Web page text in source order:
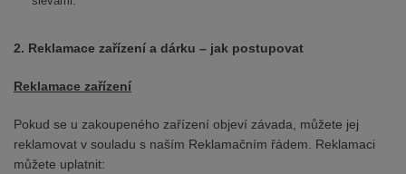
2. Reklamace zařízení a dárku – jak postupovat
Reklamace zařízení
Pokud se u zakoupeného zařízení objeví závada, můžete jej
reklamovat v souladu s naším Reklamačním řádem. Reklamaci
můžete uplatnit: